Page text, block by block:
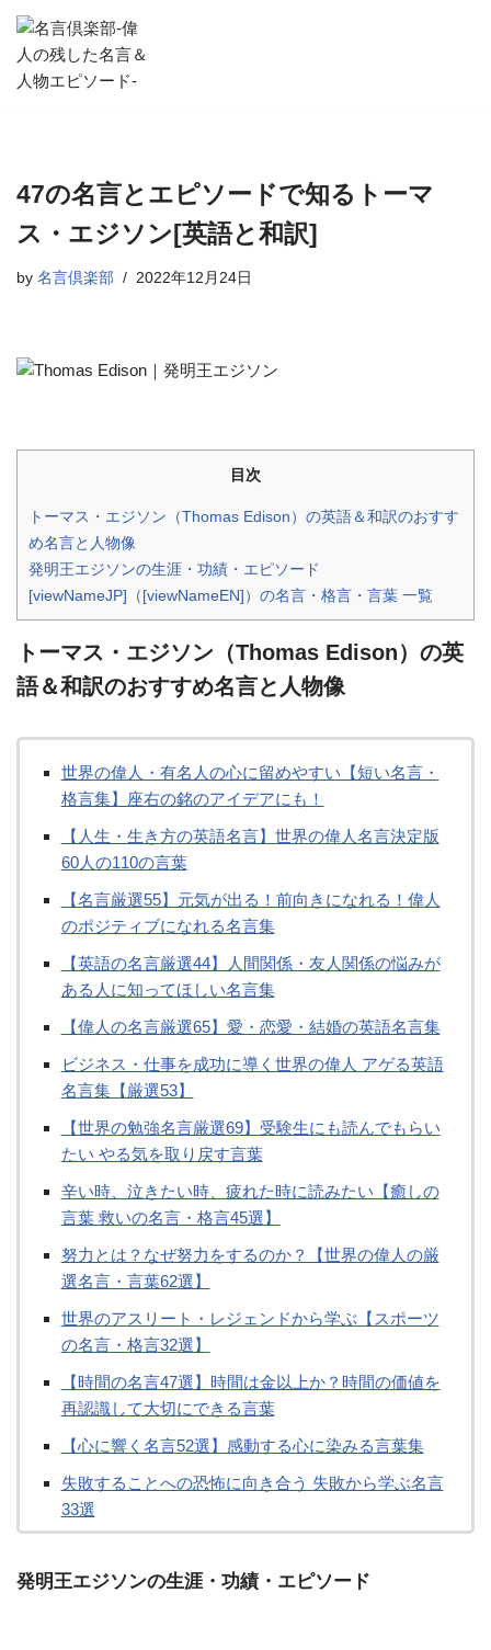
コ
ン
へ
キ
ッ
47の名言とエピソードで知るトーマ
ス・エジソン[英語と和訳]
by 名言倶楽部 2022年12月24日
目次
トーマス・エジソン（Thomas Edison）の英語＆和訳のおすす
め名言と人物像
発明王エジソンの生涯・功績・エピソード
[viewNameJP]（[viewNameEN]）の名言・格言・言葉 一覧
トーマス・エジソン（Thomas Edison）の英
語＆和訳のおすすめ名言と人物像
世界の偉人・有名人の心に留めやすい【短い名言・
格言集】座右の銘のアイデアにも！
【人生・生き方の英語名言】世界の偉人名言決定版
60人の110の言葉
【名言厳選55】元気が出る！前向きになれる！偉人
のポジティブになれる名言集
【英語の名言厳選44】人間関係・友人関係の悩みが
ある人に知ってほしい名言集
【偉人の名言厳選65】愛・恋愛・結婚の英語名言集
ビジネス・仕事を成功に導く世界の偉人 アゲる英語
名言集【厳選53】
【世界の勉強名言厳選69】受験生にも読んでもらい
たい やる気を取り戻す言葉
辛い時、泣きたい時、疲れた時に読みたい【癒しの
言葉 救いの名言・格言45選】
努力とは？なぜ努力をするのか？【世界の偉人の厳
選名言・言葉62選】
世界のアスリート・レジェンドから学ぶ【スポーツ
の名言・格言32選】
【時間の名言47選】時間は金以上か？時間の価値を
再認識して大切にできる言葉
【心に響く名言52選】感動する心に染みる言葉集
失敗することへの恐怖に向き合う 失敗から学ぶ名言
33選
発明王エジソンの生涯・功績・エピソード